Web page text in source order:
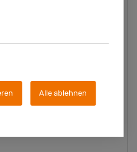
Alle ablehnen
29,90*
je qm